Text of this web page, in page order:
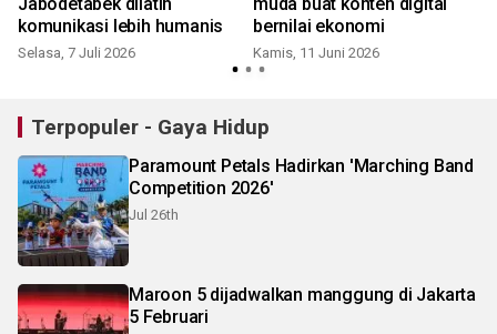
Jabodetabek dilatih
komunikasi lebih humanis
Selasa, 7 Juli 2026
muda buat konten digital
bernilai ekonomi
Kamis, 11 Juni 2026
Terpopuler - Gaya Hidup
Paramount Petals Hadirkan 'Marching Band
Competition 2026'
Jul 26th
Maroon 5 dijadwalkan manggung di Jakarta
5 Februari